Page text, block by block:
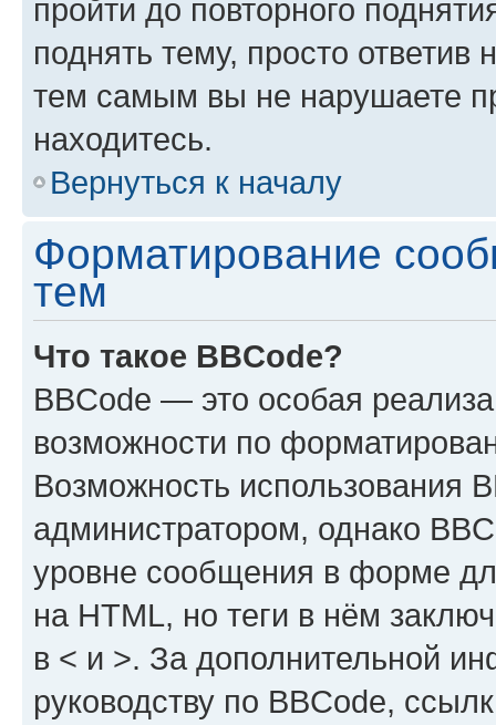
пройти до повторного
поднять тему, просто ответив
тем самым вы не нарушаете
находитесь.
Вернуться к началу
Форматирование
тем
Что такое BBCode?
BBCode — это особая
возможности по
Возможность использования
администратором, однако
уровне сообщения в форме
на HTML, но теги в нём
в < и >. За дополнительной
руководству по BBCode,